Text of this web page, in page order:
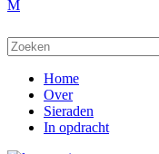
Search
Home
Over
Sieraden
In opdracht